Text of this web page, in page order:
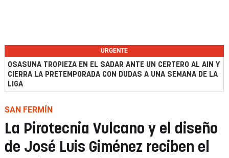
URGENTE
OSASUNA TROPIEZA EN EL SADAR ANTE UN CERTERO AL AIN Y
CIERRA LA PRETEMPORADA CON DUDAS A UNA SEMANA DE LA
LIGA
SAN FERMÍN
La Pirotecnia Vulcano y el diseño
de José Luis Giménez reciben el